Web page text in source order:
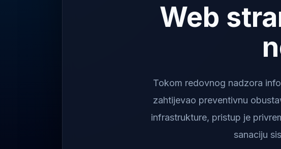
Web
Tokom redovnog nadzora
zahtijevao preventivnu
infrastrukture, pristup je
sanaciju